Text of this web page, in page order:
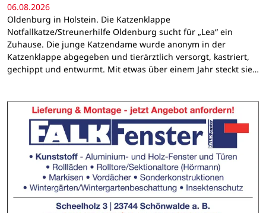
06.08.2026
Oldenburg in Holstein. Die Katzenklappe
Notfallkatze/Streunerhilfe Oldenburg sucht für „Lea“ ein
Zuhause. Die junge Katzendame wurde anonym in der
Katzenklappe abgegeben und tierärztlich versorgt, kastriert,
gechippt und entwurmt. Mit etwas über einem Jahr steckt sie…